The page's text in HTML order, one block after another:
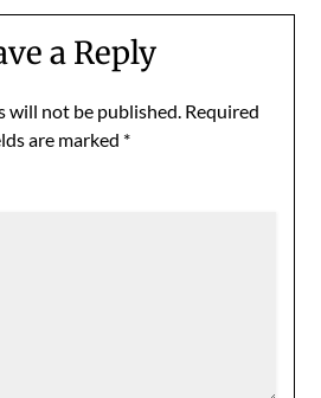
a Reply
will not be published. Required
are marked *